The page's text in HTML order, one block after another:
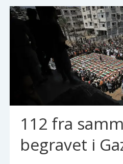
112 fra
begravet i